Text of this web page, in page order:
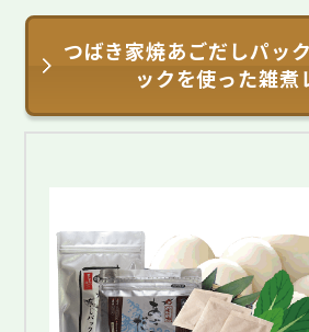
つばき家焼あごだしパッ
ックを使った雑煮